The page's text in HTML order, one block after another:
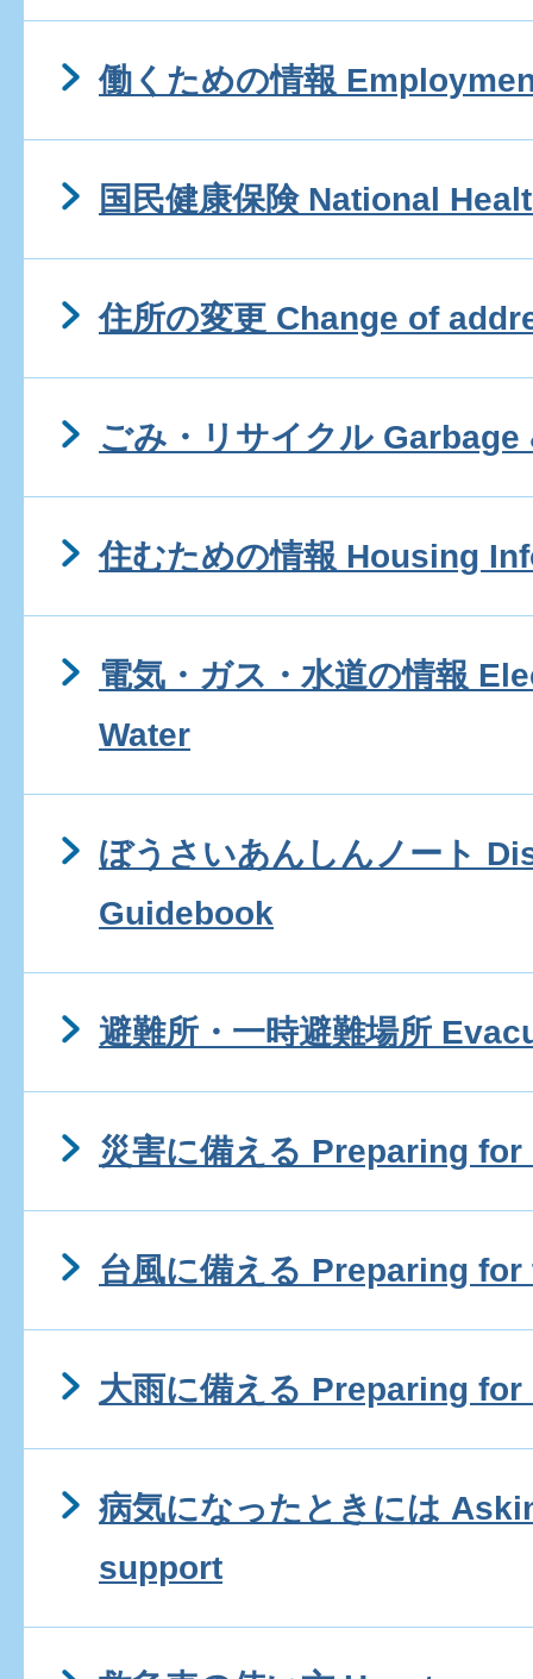
働くための情報
国民健康保険 National
住所の変更 Change of
ごみ・リサイクル
住むための情報 Housing
電気・ガス・水道の情報
Water
ぼうさいあんしんノート
Guidebook
避難所・一時避難場所
災害に備える Preparing
台風に備える Preparing
大雨に備える Preparing
病気になったときには
support